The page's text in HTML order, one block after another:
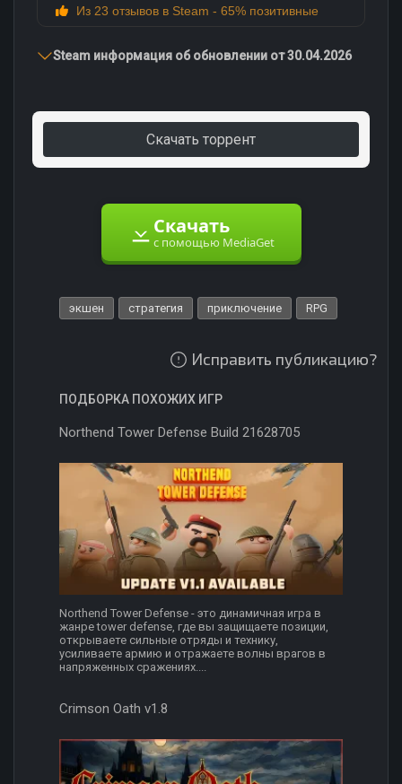
Из 23 отзывов в Steam - 65% позитивные
Steam информация об обновлении от 30.04.2026
Скачать торрент
Скачать
с помощью MediaGet
экшен стратегия приключение RPG
Исправить публикацию?
ПОДБОРКА ПОХОЖИХ ИГР
Northend Tower Defense Build 21628705
Northend Tower Defense - это динамичная игра в
жанре tower defense, где вы защищаете позиции,
открываете сильные отряды и технику,
усиливаете армию и отражаете волны врагов в
напряженных сражениях....
Crimson Oath v1.8